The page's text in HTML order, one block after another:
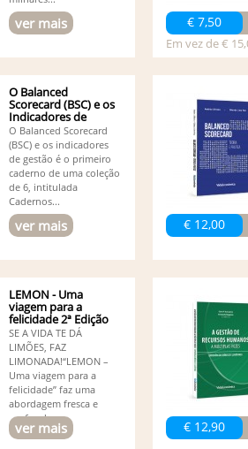
ver mais € 7,50
Em vez de €
O Balanced
Scorecard (BSC) e os
Indicadores de
Gestão
O Balanced Scorecard
(BSC) e os indicadores
de gestão é o primeiro
caderno de uma coleção
de 6, intitulada
Cadernos...
ver mais € 12,00
LEMON - Uma
viagem para a
felicidade 2ª Edição
SE A VIDA TE DÁ
LIMÕES, FAZ
LIMONADA!“LEMON –
Uma viagem para a
felicidade” faz uma
abordagem fresca e
profunda...
ver mais € 12,90